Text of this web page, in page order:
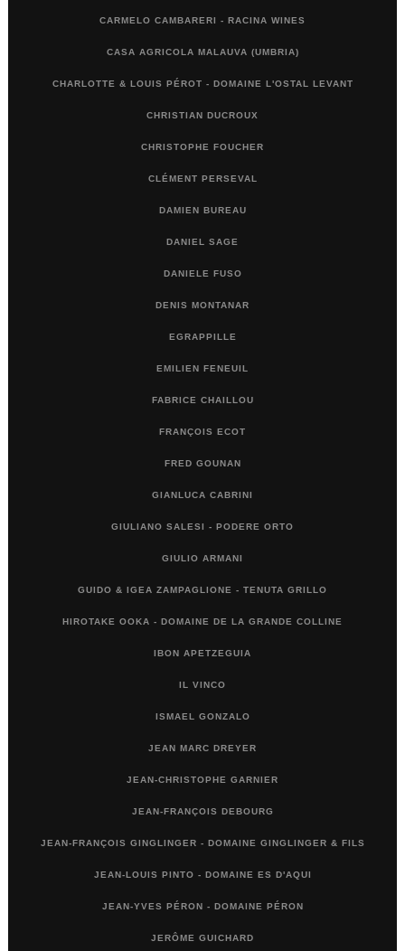
CARMELO CAMBARERI - RACINA WINES
CASA AGRICOLA MALAUVA (UMBRIA)
CHARLOTTE & LOUIS PÉROT - DOMAINE L'OSTAL LEVANT
CHRISTIAN DUCROUX
CHRISTOPHE FOUCHER
CLÉMENT PERSEVAL
DAMIEN BUREAU
DANIEL SAGE
DANIELE FUSO
DENIS MONTANAR
EGRAPPILLE
EMILIEN FENEUIL
FABRICE CHAILLOU
FRANÇOIS ECOT
FRED GOUNAN
GIANLUCA CABRINI
GIULIANO SALESI - PODERE ORTO
GIULIO ARMANI
GUIDO & IGEA ZAMPAGLIONE - TENUTA GRILLO
HIROTAKE OOKA - DOMAINE DE LA GRANDE COLLINE
IBON APETZEGUIA
IL VINCO
ISMAEL GONZALO
JEAN MARC DREYER
JEAN-CHRISTOPHE GARNIER
JEAN-FRANÇOIS DEBOURG
JEAN-FRANÇOIS GINGLINGER - DOMAINE GINGLINGER & FILS
JEAN-LOUIS PINTO - DOMAINE ES D'AQUI
JEAN-YVES PÉRON - DOMAINE PÉRON
JERÔME GUICHARD